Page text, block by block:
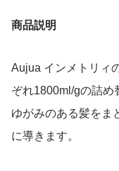
商品説明
Aujua インメトリィ
ぞれ1800ml/gの詰め
ゆがみのある髪をま
に導きます。